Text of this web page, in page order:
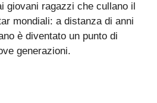
giovani ragazzi che cullano il
mondiali: a distanza di anni
è diventato un punto di
generazioni.